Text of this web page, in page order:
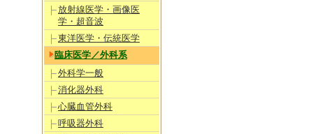
放射線医学・画像医
学・超音波
東洋医学・伝統医学
臨床医学／外科系
外科学一般
消化器外科
心臓血管外科
呼吸器外科